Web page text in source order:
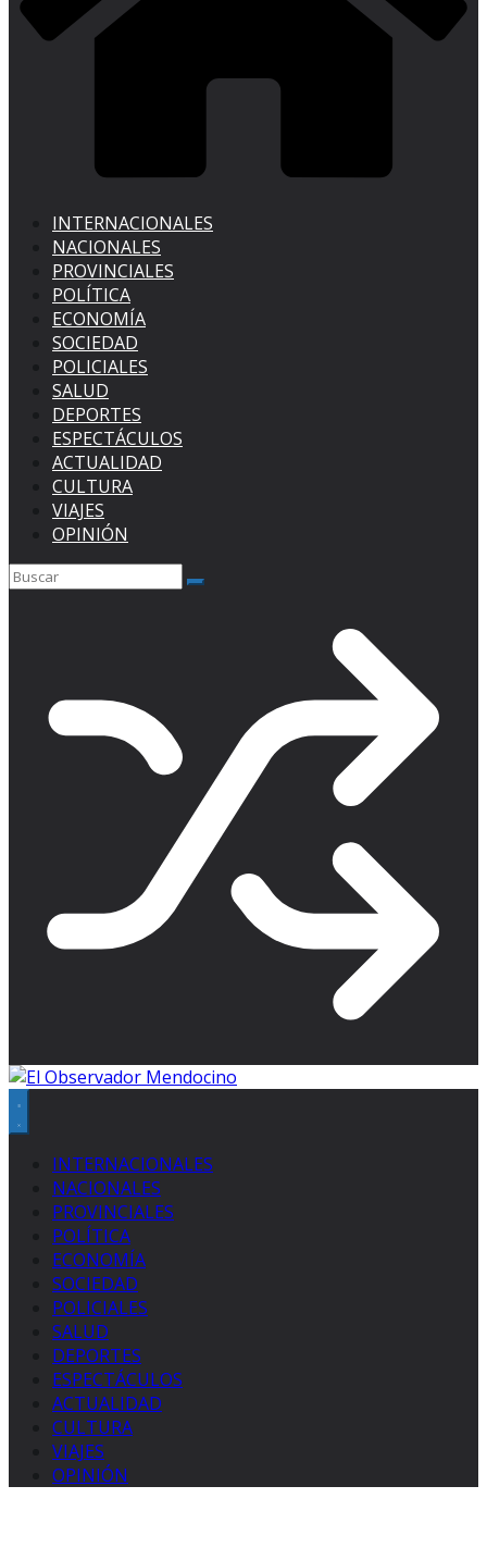
INTERNACIONALES
NACIONALES
PROVINCIALES
POLÍTICA
ECONOMÍA
SOCIEDAD
POLICIALES
SALUD
DEPORTES
ESPECTÁCULOS
ACTUALIDAD
CULTURA
VIAJES
OPINIÓN
INTERNACIONALES
NACIONALES
PROVINCIALES
POLÍTICA
ECONOMÍA
SOCIEDAD
POLICIALES
SALUD
DEPORTES
ESPECTÁCULOS
ACTUALIDAD
CULTURA
VIAJES
OPINIÓN